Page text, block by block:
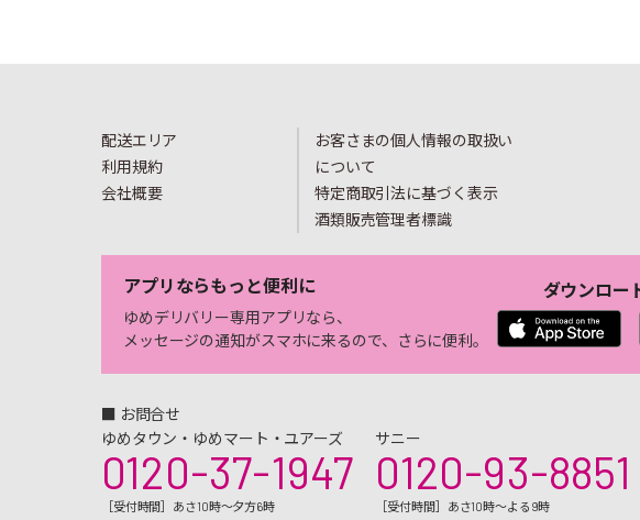
配送エリア
利用規約
会社概要
お客さまの個人情報の取扱い
について
特定商取引法に基づく表示
酒類販売管理者標識
アプリならもっと便利に
ゆめデリバリー専用アプリなら、
メッセージの通知がスマホに来るので、さらに便利。
ダウンロー
■ お問合せ
ゆめタウン・ゆめマート・ユアーズ
0120-37-1947
［受付時間］あさ10時～夕方6時
サニー
0120-93-8851
［受付時間］あさ10時～よる9時